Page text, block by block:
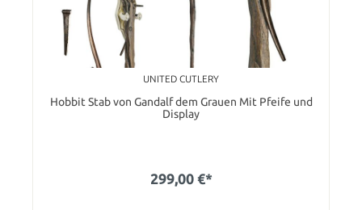
UNITED CUTLERY
Hobbit Stab von Gandalf dem Grauen Mit Pfeife und
Display
299,00 €*